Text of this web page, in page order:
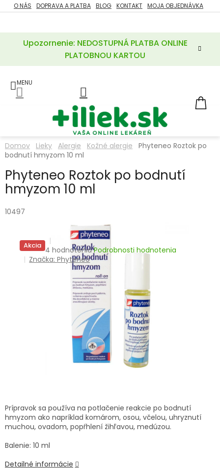
Prejsť
na
Upozornenie: NEDOSTUPNÁ PLATBA ONLINE
PLATOBNOU KARTOU
O NÁS DOPRAVA A PLATBA BLOG KONTAKT MOJA OBJEDNÁVKA
ZĽAVY
POTREBY
A
LIEKY
VITAMÍNY
MINERÁLY
KOZMETIKA
EROTIKA
LIEKY
VETERINA
Domov Lieky Alergie Kožné alergie
Phyteneo Roztok po
bodnutí hmyzom 10 ml
Phyteneo Roztok po bodnutí
hmyzom 10 ml
10497
Akcia Priemerné
hodnotenie
produktu
hviezdičiek.
4 hodnotenia Podrobnosti hodnotenia
Značka:Phyteneo
Prípravok sa používa na potlačenie reakcie po bodnutí
hmyzom ako napríklad komárom, osou, včelou, uhryznutí
muchou, ovadom, popŕhlení žihľavou, medúzou.
Balenie: 10 ml
Detailné informácie